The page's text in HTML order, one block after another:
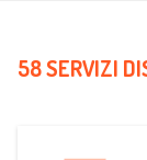
58 SERVIZI